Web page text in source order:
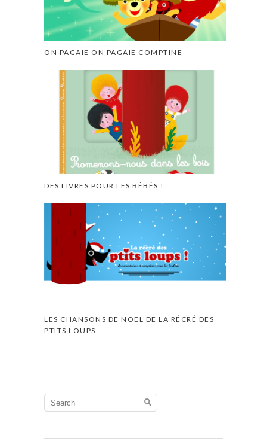
ON PAGAIE ON PAGAIE COMPTINE
DES LIVRES POUR LES BÉBÉS !
LES CHANSONS DE NOËL DE LA RÉCRÉ DES
PTITS LOUPS
Search
for: